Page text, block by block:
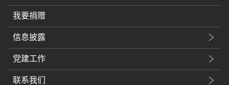
我要捐赠
信息披露
党建工作
联系我们